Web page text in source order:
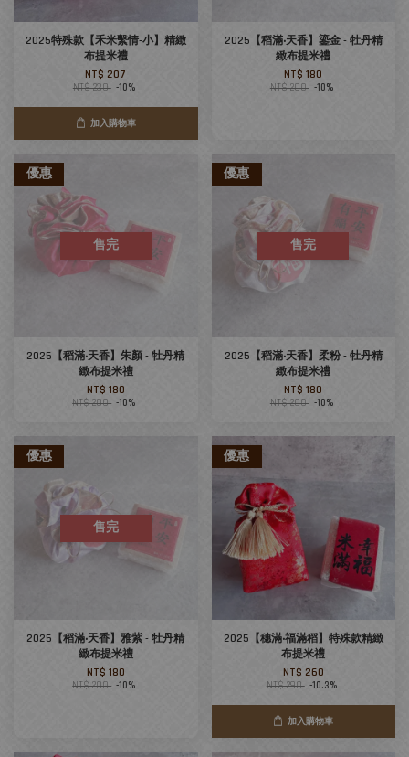
2025特殊款【禾米繫情-小】精緻
布提米禮
NT$ 207
NT$ 230 -10%
加入購物車
2025【稻滿‧天香】鎏金 - 牡丹精
緻布提米禮
NT$ 180
NT$ 200 -10%
優惠
售完
2025【稻滿‧天香】朱顏 - 牡丹精
緻布提米禮
NT$ 180
NT$ 200 -10%
優惠
售完
2025【稻滿‧天香】柔粉 - 牡丹精
緻布提米禮
NT$ 180
NT$ 200 -10%
優惠
售完
2025【稻滿‧天香】雅紫 - 牡丹精
緻布提米禮
NT$ 180
NT$ 200 -10%
優惠
2025【穗滿‧福滿稻】特殊款精緻
布提米禮
NT$ 260
NT$ 290 -10.3%
加入購物車